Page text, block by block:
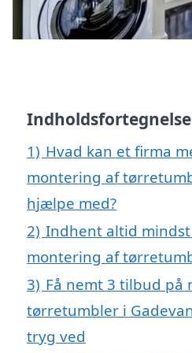
Indholdsfortegnelse
1) Hvad kan et firma
montering af
hjælpe med?
2) Indhent altid
montering af
3) Få nemt 3 tilbud på
tørretumbler i
tryg ved